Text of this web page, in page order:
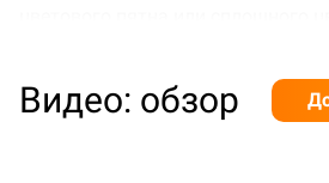
Видео: обзор